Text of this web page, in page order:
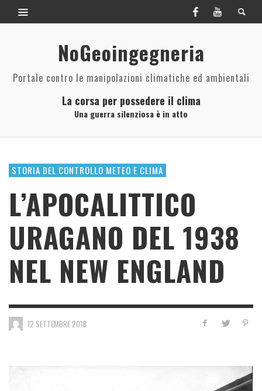
NoGeoingegneria
Portale contro le manipolazioni climatiche ed ambientali
La corsa per possedere il clima
Una guerra silenziosa è in atto
STORIA DEL CONTROLLO METEO E CLIMA
L’APOCALITTICO
URAGANO DEL 1938
NEL NEW ENGLAND
12 SETTEMBRE 2018